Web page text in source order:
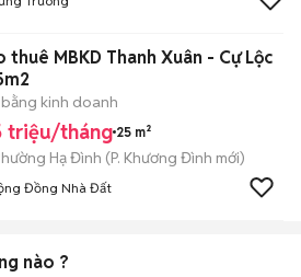
thuê MBKD Thanh Xuân - Cự Lộc
bằng kinh doanh
triệu/tháng 25 m²
Hạ Đình (P. Khương Đình mới)
Đồng Nhà Đất
nào ?